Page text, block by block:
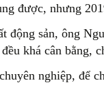
được, nhưng
động sản, ông
khá cân bằng,
nghiệp, để